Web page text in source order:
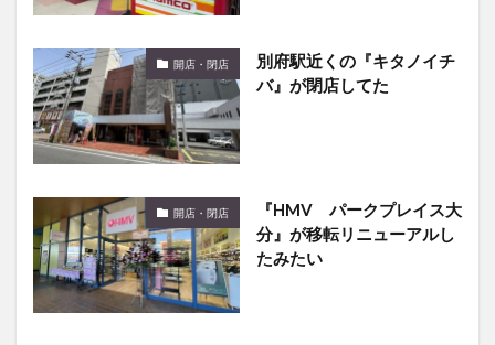
開店・閉店
別府駅近くの『キタノイチ
バ』が閉店してた
開店・閉店
『HMV パークプレイス大
分』が移転リニューアルし
たみたい